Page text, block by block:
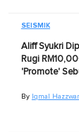
SEISMIK
Aliff Syukri
Rugi
'Promote'
By Iqmal